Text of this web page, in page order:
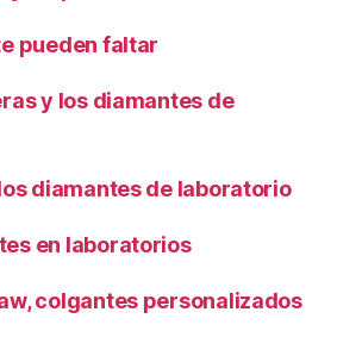
pueden faltar
y los diamantes de
diamantes de laboratorio
en laboratorios
colgantes personalizados